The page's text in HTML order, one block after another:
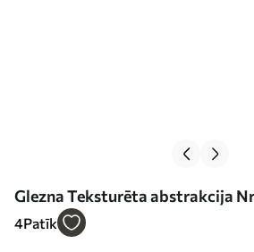
Glezna Teksturēta abstrakcija
4Patīk